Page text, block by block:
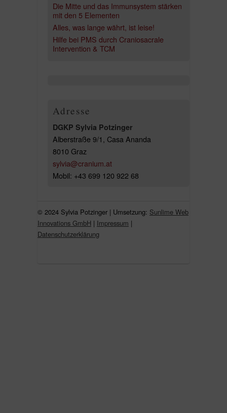
Die Mitte und das Immunsystem stärken
mit den 5 Elementen
Alles, was lange währt, ist leise!
Hilfe bei PMS durch Craniosacrale
Intervention & TCM
Adresse
DGKP Sylvia Potzinger
Alberstraße 9/1, Casa Ananda
8010 Graz
sylvia@cranium.at
Mobil: +43 699 120 922 68
© 2024 Sylvia Potzinger | Umsetzung: Sunlime Web
Innovations GmbH | Impressum |
Datenschutzerklärung